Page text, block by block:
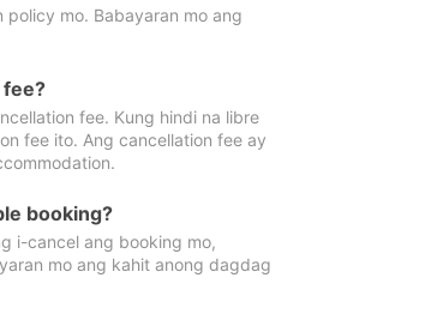
mo. Babayaran mo ang
fee?
fee. Kung hindi na libre
fee ito. Ang cancellation fee ay
booking?
i-cancel ang booking mo,
mo ang kahit anong dagdag